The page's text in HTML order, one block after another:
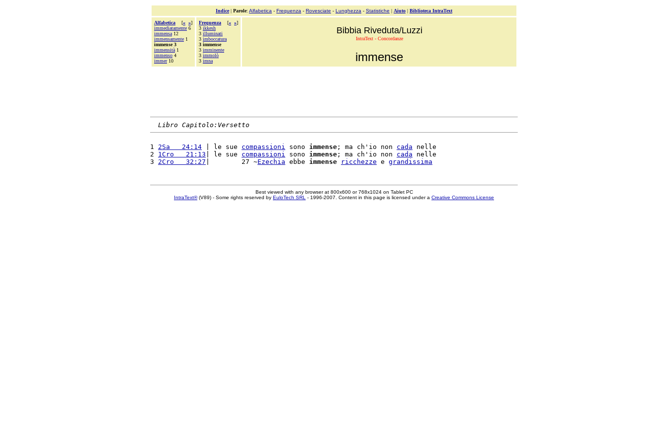
Indice| Parole: Alfabetica - Frequenza - Rovesciate - Lunghezza - Statistiche | Aiuto | Biblioteca IntraText
Alfabetica [« »]
immediatamente 6
immensa 12
immensamente 1
immense 3
immensità 1
immenso 4
immer10
Frequenza [« »]
3 ikkesh
3 illuminati
3 imboccatura
3 immense
3 imminente
3 immolò
3 imna
Bibbia Riveduta/Luzzi
IntraText - Concordanze
immense
Libro Capitolo:Versetto
1 2Sa   24:14 | le sue compassioni sono immense ; ma ch'io non cada nelle
2 1Cro   21:13 | le sue compassioni sono immense ; ma ch'io non cada nelle
3 2Cro   32:27 |        27 ~Ezechia ebbe immense ricchezze e grandissima
Best viewed with any browser at 800x600 or 768x1024 on Tablet PC
IntraText®(V89) - Some rights reserved by EuloTech SRL - 1996-2007. Content in this page is licensed under a Creative Commons License